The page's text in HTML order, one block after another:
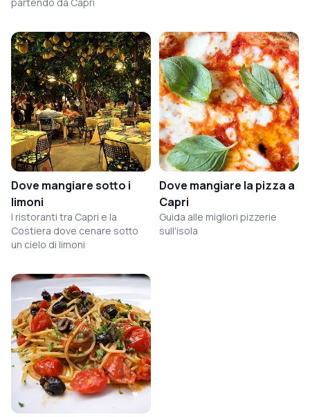
Dove mangiare sotto i
limoni
I ristoranti tra Capri e la
Costiera dove cenare sotto
un cielo di limoni
Dove mangiare la pizza a
Capri
Guida alle migliori pizzerie
sull'isola